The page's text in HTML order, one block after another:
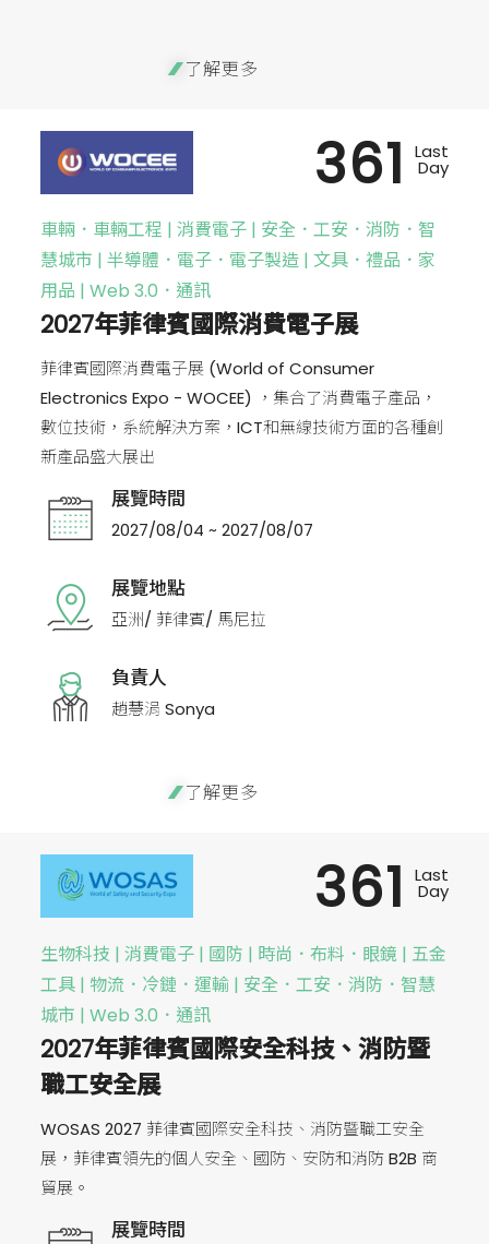
了解更多
車輛．車輛工程 | 消費電子 | 安全．工安．消防．智
慧城市 | 半導體．電子．電子製造 | 文具．禮品．家
用品 | Web 3.0．通訊
2027年菲律賓國際消費電子展
菲律賓國際消費電子展 (World of Consumer
Electronics Expo - WOCEE) ，集合了消費電子產品，
數位技術，系統解決方案，ICT和無線技術方面的各種創
新產品盛大展出
展覽時間
2027/08/04 ~ 2027/08/07
展覽地點
亞洲/ 菲律賓/ 馬尼拉
負責人
趙慧涓 Sonya
361 Last
Day
了解更多
生物科技 | 消費電子 | 國防 | 時尚．布料．眼鏡 | 五金
工具 | 物流．冷鏈．運輸 | 安全．工安．消防．智慧
城市 | Web 3.0．通訊
2027年菲律賓國際安全科技、消防暨
職工安全展
WOSAS 2027 菲律賓國際安全科技、消防暨職工安全
展，菲律賓領先的個人安全、國防、安防和消防 B2B 商
貿展。
展覽時間
361 Last
Day